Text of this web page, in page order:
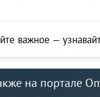
важное —
на портале